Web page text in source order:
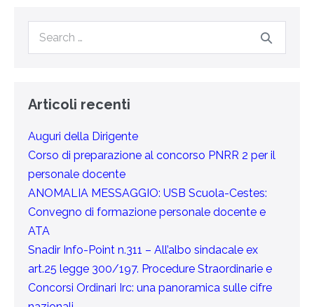
Articoli recenti
Auguri della Dirigente
Corso di preparazione al concorso PNRR 2 per il
personale docente
ANOMALIA MESSAGGIO: USB Scuola-Cestes:
Convegno di formazione personale docente e
ATA
Snadir Info-Point n.311 – All’albo sindacale ex
art.25 legge 300/197. Procedure Straordinarie e
Concorsi Ordinari Irc: una panoramica sulle cifre